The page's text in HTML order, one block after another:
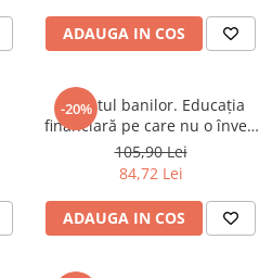
ADAUGA IN COS
-20%
Secretul banilor. Educația
financiară pe care nu o înveți
la școală
105,90 Lei
84,72 Lei
ADAUGA IN COS